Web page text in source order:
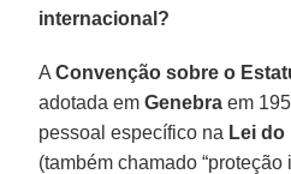
internacional?
AConvenção sobre o
adotada em Genebra em
pessoal específico na Lei
(também chamado